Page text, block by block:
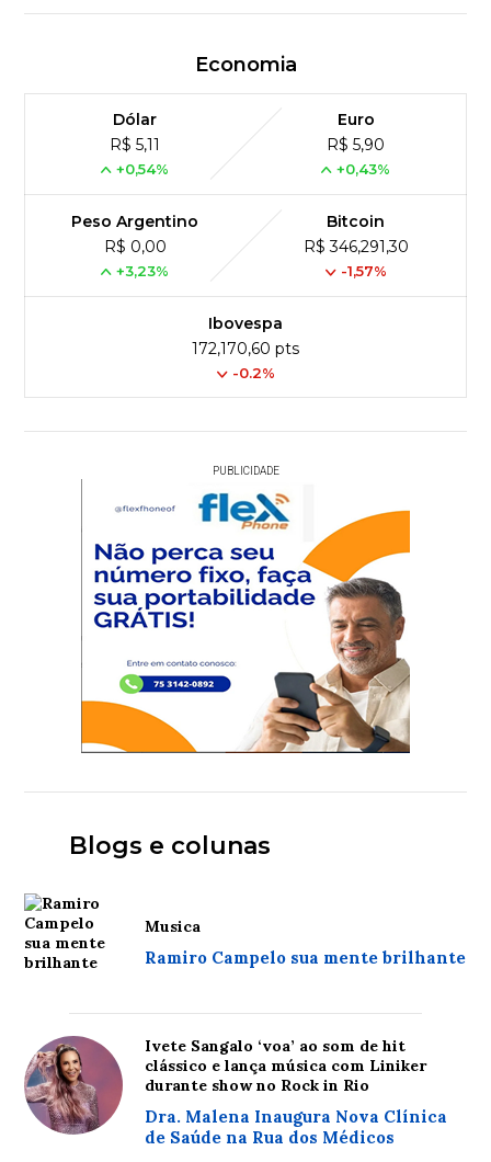
Economia
Dólar
R$ 5,11
+0,54%
Euro
R$ 5,90
+0,43%
Peso Argentino
R$ 0,00
+3,23%
Bitcoin
R$ 346,291,30
-1,57%
Ibovespa
172,170,60 pts
-0.2%
PUBLICIDADE
Blogs e colunas
Musica
Ramiro Campelo sua mente brilhante
Ivete Sangalo ‘voa’ ao som de hit
clássico e lança música com Liniker
durante show no Rock in Rio
Dra. Malena Inaugura Nova Clínica
de Saúde na Rua dos Médicos